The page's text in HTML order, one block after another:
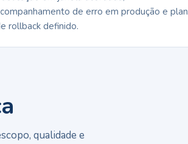
de erro em produção e
rollback definido.
qualidade e